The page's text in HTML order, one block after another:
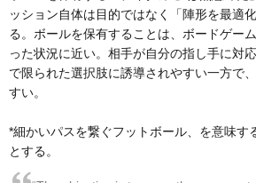
ッション自体は目的ではなく「陣形を最適
る。ボールを保有することは、ボードゲー
った状況に近い。相手が自分の指し手に対
で限られた選択肢に誘導されやすい一方で
すい。
*細かいパスを繋ぐフットボール、を意味す
とする。